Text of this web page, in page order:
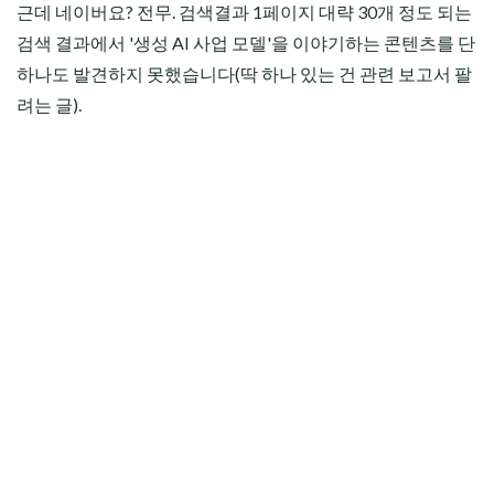
근데 네이버요? 전무. 검색결과 1페이지 대략 30개 정도 되는
검색 결과에서 '생성 AI 사업 모델'을 이야기하는 콘텐츠를 단
하나도 발견하지 못했습니다(딱 하나 있는 건 관련 보고서 팔
려는 글).